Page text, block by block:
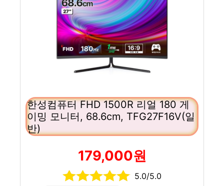
한성컴퓨터 FHD 1500R 리얼 180 게
이밍 모니터, 68.6cm, TFG27F16V(일
반)
179,000원
5.0/5.0